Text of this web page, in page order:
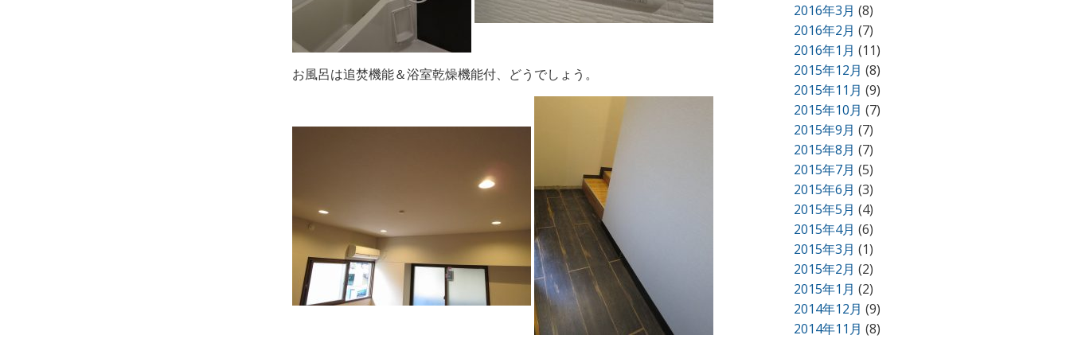
お風呂は追焚機能＆浴室乾燥機能付、どうでしょう。
2016年3月 (8)
2016年2月 (7)
2016年1月 (11)
2015年12月 (8)
2015年11月 (9)
2015年10月 (7)
2015年9月 (7)
2015年8月 (7)
2015年7月 (5)
2015年6月 (3)
2015年5月 (4)
2015年4月 (6)
2015年3月 (1)
2015年2月 (2)
2015年1月 (2)
2014年12月 (9)
2014年11月 (8)